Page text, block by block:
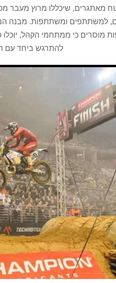
מאתגרים, שיכללו מרוץ מעבר
למשתתפים ומשתתפות. מבנה
מוסרים כי ממתחמי הקהל,
להתרגש ביחד עם